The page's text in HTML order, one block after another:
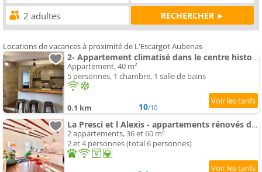
Locations de vacances à proximité de L'Escargot Aubenas
2- Appartement climatisé dans le centre historique d Aubenas
Appartement, 40 m²
5 personnes, 1 chambre, 1 salle de bains
0.1 km 10/10
La Presci et l Alexis - appartements rénovés dans le centre historique
2 appartements, 36 et 60 m²
2 et 4 personnes (total 6 personnes)